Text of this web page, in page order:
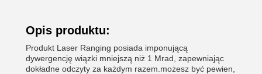
Opis produktu:
Produkt Laser Ranging posiada imponującą
dywergencję wiązki mniejszą niż 1 Mrad, zapewniając
dokładne odczyty za każdym razem.możesz być pewien,